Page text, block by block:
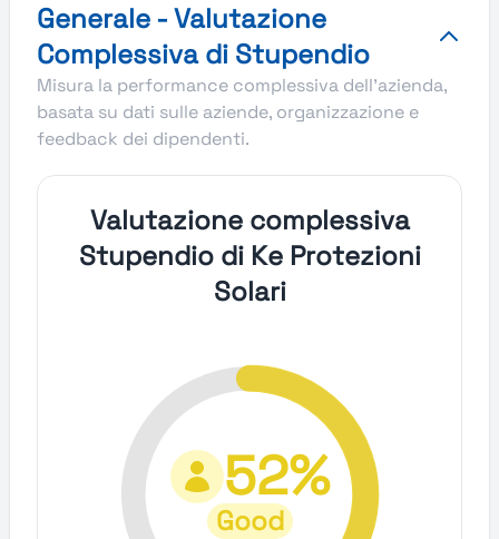
Generale - Valutazione
Complessiva di Stupendio
Misura la performance complessiva dell'azienda,
basata su dati sulle aziende, organizzazione e
feedback dei dipendenti.
Valutazione complessiva
Stupendio di Ke Protezioni
Solari
52%
Good